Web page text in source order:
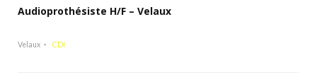
Audioprothésiste H/F – Velaux
Velaux CDI